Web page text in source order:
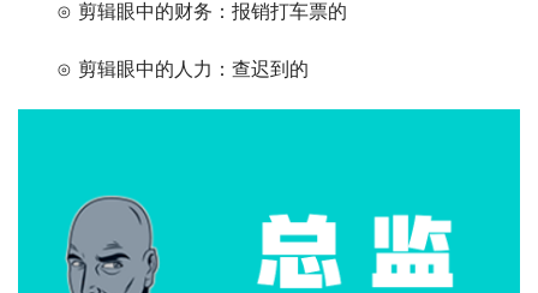
⊙ 剪辑眼中的财务：报销打车票的
⊙ 剪辑眼中的人力：查迟到的